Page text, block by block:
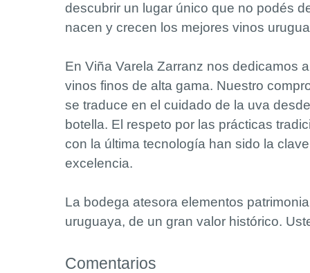
descubrir un lugar único que no podés
nacen y crecen los mejores vinos
En Viña Varela Zarranz nos dedicamos
vinos finos de alta gama. Nuestro
se traduce en el cuidado de la uva
botella. El respeto por las prácticas
con la última tecnología han sido la
excelencia.
La bodega atesora elementos
uruguaya, de un gran valor histórico.
Comentarios